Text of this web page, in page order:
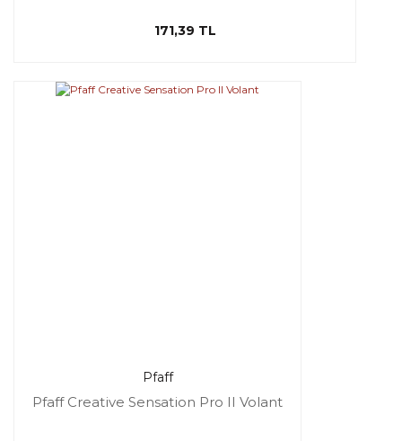
171,39 TL
Pfaff
Pfaff Creative Sensation Pro II Volant